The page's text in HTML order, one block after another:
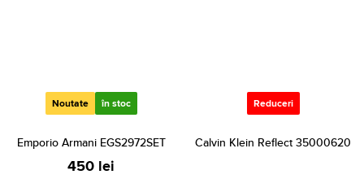
Noutate în stoc
Emporio Armani EGS2972SET
450 lei
Reduceri
Calvin Klein Reflect 35000620